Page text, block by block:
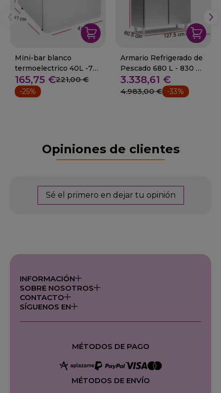
Mini-bar blanco
termoelectrico 40L -70
W 10-69070
165,75 €221,00 €
-25%
Armario Refrigerado de
Pescado 680 L - 830 W
- 87-S800PX
3.338,61 €
4.983,00 € -33%
Opiniones de clientes
Sé el primero en dejar tu opinión
INFORMACIÓN
SOBRE NOSOTROS
CONTACTO
SÍGUENOS EN
MÉTODOS DE PAGO
MÉTODOS DE ENVÍO